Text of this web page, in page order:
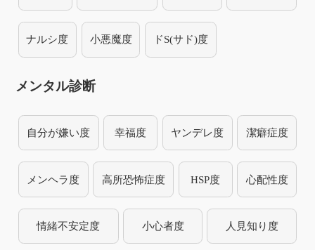
ナルシ度 小悪魔度 ドS(サド)度
メンタル診断
自分が嫌い度 幸福度 ヤンデレ度 潔癖症度
メンヘラ度 高所恐怖症度 HSP度 心配性度
情緒不安定度 小心者度 人見知り度